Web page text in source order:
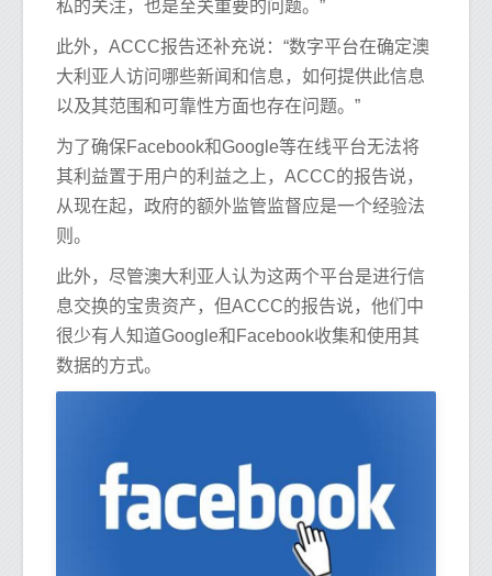
私的关注，也是至关重要的问题。”
此外，ACCC报告还补充说：“数字平台在确定澳
大利亚人访问哪些新闻和信息，如何提供此信息
以及其范围和可靠性方面也存在问题。”
为了确保Facebook和Google等在线平台无法将
其利益置于用户的利益之上，ACCC的报告说，
从现在起，政府的额外监管监督应是一个经验法
则。
此外，尽管澳大利亚人认为这两个平台是进行信
息交换的宝贵资产，但ACCC的报告说，他们中
很少有人知道Google和Facebook收集和使用其
数据的方式。